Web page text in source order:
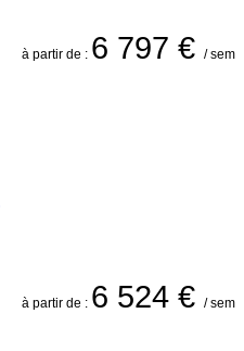
à partir de : 6 797 € / sem
à partir de : 6 524 € / sem